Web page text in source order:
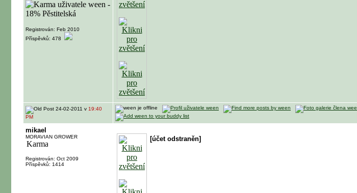
Registrován: Feb 2010
Příspěvků: 478
24-02-2011 v 19:40
PM
mikael
MORAVIAN GROWER
Registrován: Oct 2009
Příspěvků: 1414
[účet odstraněn]